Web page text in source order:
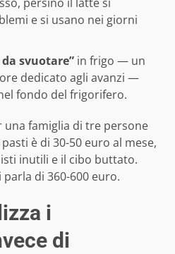
e si usano nei giorni
svuotare” in frigo — un
dedicato agli avanzi —
fondo del frigorifero.
famiglia di tre persone
è di 30-50 euro al mese,
inutili e il cibo buttato.
di 360-600 euro.
i
di